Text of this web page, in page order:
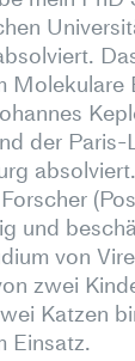
Molekulare
der Paris-
und
von
zwei
Katzen
Einsatz.